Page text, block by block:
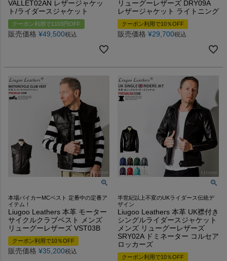
VALLET02AN レザージャケッ
ト/ライダースジャケット
クーポン利用で1103円OFF
販売価格 ¥49,500税込
リューグーレザーズ DRY09A
レザージャケット ライトニング
クーポン利用で10％OFF
販売価格 ¥29,700税込
本場バイカーMCベスト 定番中の定番ア
イテム！
Liugoo Leathers 本革 モーター
サイクルクラブベスト メンズ
リューグーレザーズ VST03B
クーポン利用で10％OFF
販売価格 ¥35,200税込
半世紀以上不変のUKライダース伝統デ
ザイン
Liugoo Leathers 本革 UK襟付き
シングルライダースジャケット
メンズ リューグーレザーズ
SRY02A ドミネーター コルセア
ロッカーズ
クーポン利用で10％OFF